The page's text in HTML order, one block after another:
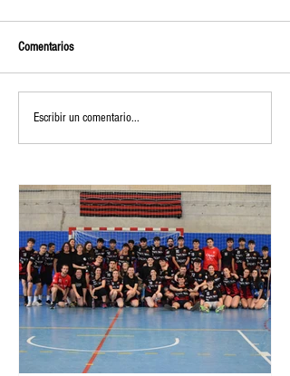
Comentarios
Escribir un comentario...